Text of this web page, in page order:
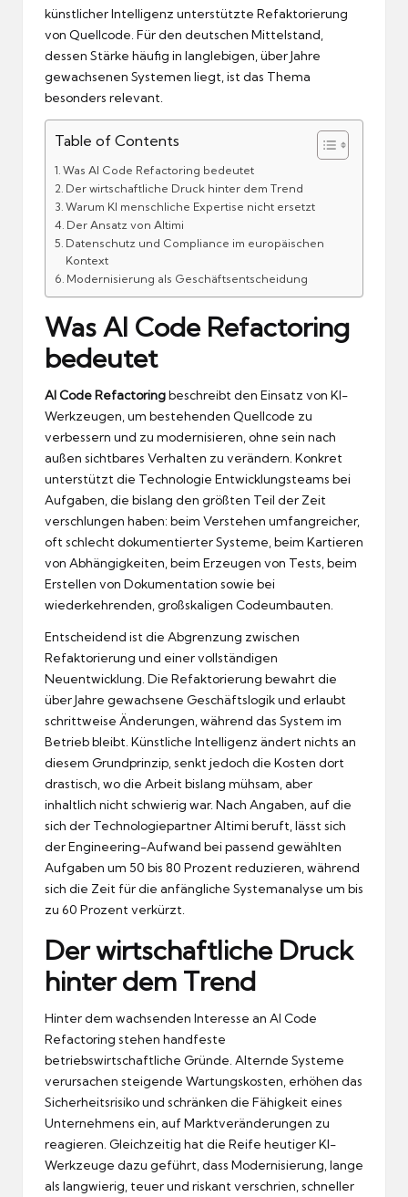
künstlicher Intelligenz unterstützte Refaktorierung
von Quellcode. Für den deutschen Mittelstand,
dessen Stärke häufig in langlebigen, über Jahre
gewachsenen Systemen liegt, ist das Thema
besonders relevant.
Table of Contents
Was AI Code Refactoring bedeutet
Der wirtschaftliche Druck hinter dem Trend
Warum KI menschliche Expertise nicht ersetzt
Der Ansatz von Altimi
Datenschutz und Compliance im europäischen
Kontext
Modernisierung als Geschäftsentscheidung
Was AI Code Refactoring
bedeutet
AI Code Refactoringbeschreibt den Einsatz von KI-
Werkzeugen, um bestehenden Quellcode zu
verbessern und zu modernisieren, ohne sein nach
außen sichtbares Verhalten zu verändern. Konkret
unterstützt die Technologie Entwicklungsteams bei
Aufgaben, die bislang den größten Teil der Zeit
verschlungen haben: beim Verstehen umfangreicher,
oft schlecht dokumentierter Systeme, beim Kartieren
von Abhängigkeiten, beim Erzeugen von Tests, beim
Erstellen von Dokumentation sowie bei
wiederkehrenden, großskaligen Codeumbauten.
Entscheidend ist die Abgrenzung zwischen
Refaktorierung und einer vollständigen
Neuentwicklung. Die Refaktorierung bewahrt die
über Jahre gewachsene Geschäftslogik und erlaubt
schrittweise Änderungen, während das System im
Betrieb bleibt. Künstliche Intelligenz ändert nichts an
diesem Grundprinzip, senkt jedoch die Kosten dort
drastisch, wo die Arbeit bislang mühsam, aber
inhaltlich nicht schwierig war. Nach Angaben, auf die
sich der Technologiepartner Altimi beruft, lässt sich
der Engineering-Aufwand bei passend gewählten
Aufgaben um 50 bis 80 Prozent reduzieren, während
sich die Zeit für die anfängliche Systemanalyse um bis
zu 60 Prozent verkürzt.
Der wirtschaftliche Druck
hinter dem Trend
Hinter dem wachsenden Interesse an AI Code
Refactoring stehen handfeste
betriebswirtschaftliche Gründe. Alternde Systeme
verursachen steigende Wartungskosten, erhöhen das
Sicherheitsrisiko und schränken die Fähigkeit eines
Unternehmens ein, auf Marktveränderungen zu
reagieren. Gleichzeitig hat die Reife heutiger KI-
Werkzeuge dazu geführt, dass Modernisierung, lange
als langwierig, teuer und riskant verschrien, schneller